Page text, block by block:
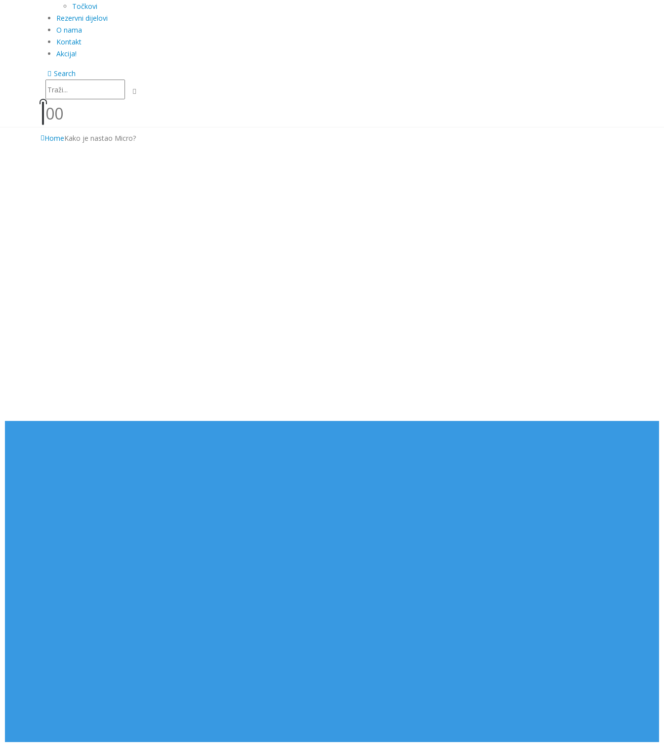
Točkovi
Rezervni dijelovi
O nama
Kontakt
Akcija!
Search
00
HomeKako je nastao Micro?